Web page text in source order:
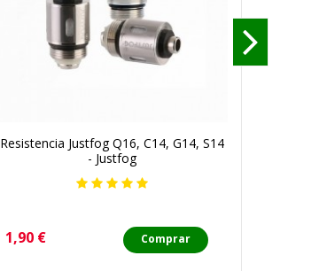
Resistencia Justfog Q16, C14, G14, S14
- Justfog
Precio
1,90 € Comprar